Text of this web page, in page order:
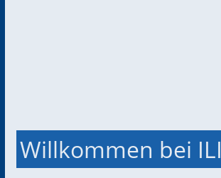
Willkommen bei ILI